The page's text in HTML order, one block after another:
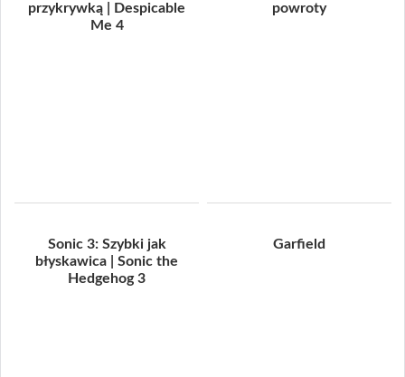
przykrywką | Despicable
Me 4
powroty
Sonic 3: Szybki jak
błyskawica | Sonic the
Hedgehog 3
Garfield